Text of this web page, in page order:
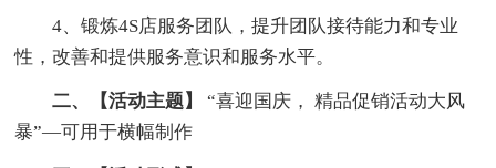
4、锻炼4S店服务团队，提升团队接待能力和专业
性，改善和提供服务意识和服务水平。
二、【活动主题】“喜迎国庆， 精品促销活动大风
暴”—可用于横幅制作